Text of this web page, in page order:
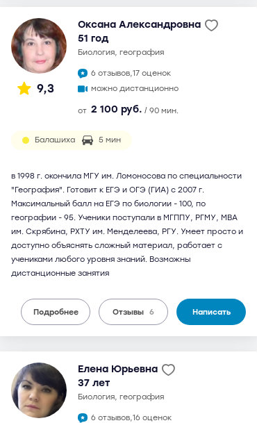
9,3
Оксана Александровна
51 год
биология, география
6 отзывов,17 оценок
можно дистанционно
от 2 100 руб. / 90 мин.
Балашиха 5 мин
в 1998 г. окончила МГУ им. Ломоносова по специальности
"География". Готовит к ЕГЭ и ОГЭ (ГИА) с 2007 г.
Максимальный балл на ЕГЭ по биологии - 100, по
географии - 95. Ученики поступали в МГППУ, РГМУ, МВА
им. Скрябина, РХТУ им. Менделеева, РГУ. Умеет просто и
доступно объяснять сложный материал, работает с
учениками любого уровня знаний. Возможны
дистанционные занятия
Подробнее Отзывы 6 Написать
Елена Юрьевна
37 лет
биология, география
6 отзывов,16 оценок